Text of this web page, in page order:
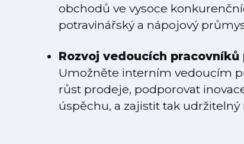
obchodů ve vysoce
potravinářský a nápojový
Rozvoj vedoucích
Umožněte interním vedoucím
růst prodeje, podporovat
úspěchu, a zajistit tak udržitelný